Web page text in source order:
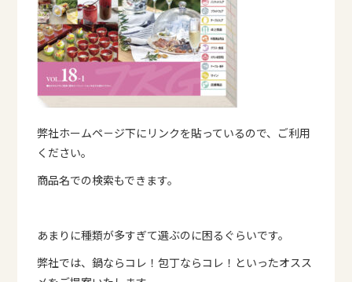
弊社ホームペ－ジ下にリンクを貼っているので、ご利用
ください。
商品名での検索もできます。
あまりに種類が多すぎて選ぶのに困るぐらいです。
弊社では、鍋ならコレ！包丁ならコレ！といったオスス